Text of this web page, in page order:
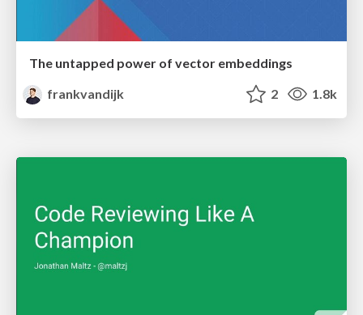
The untapped power of vector embeddings
frankvandijk
2 1.8k